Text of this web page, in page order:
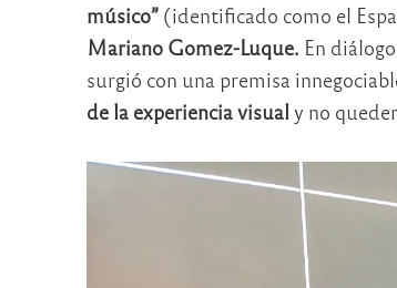
músico”(identificado como el
Mariano Gomez-Luque. En
surgió con una premisa
de la experiencia visual y no